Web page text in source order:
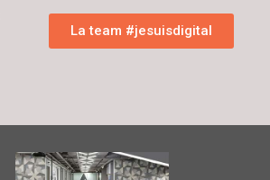
La team #jesuisdigital